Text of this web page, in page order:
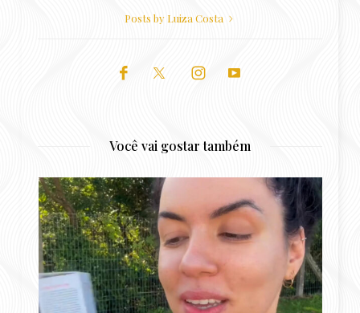
Posts by Luiza Costa
Você vai gostar também